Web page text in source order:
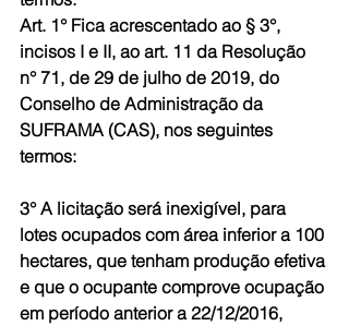
Art. 1° Fica acrescentado ao § 3°,
incisos I e II, ao art. 11 da Resolução
n° 71, de 29 de julho de 2019, do
Conselho de Administração da
SUFRAMA (CAS), nos seguintes
termos:
3° A licitação será inexigível, para
lotes ocupados com área inferior a 100
hectares, que tenham produção efetiva
e que o ocupante comprove ocupação
em período anterior a 22/12/2016,